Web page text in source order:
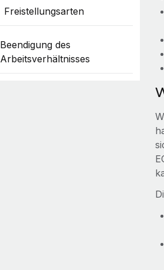
Freistellungsarten
Beendigung des
Arbeitsverhältnisses